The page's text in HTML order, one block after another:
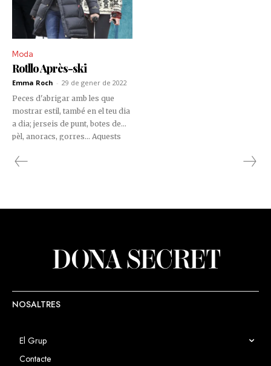
Moda
Rotllo Après-ski
Emma Roch - 29 de gener de 2022
Peces d'abrigar amb les que
mostrar estil, també en el teu dia
a dia; jerseis de punt, botes de
pèl, anoracs, gorres... Aquests
look a prova de baixes
NOSALTRES
El Grup
Contacte